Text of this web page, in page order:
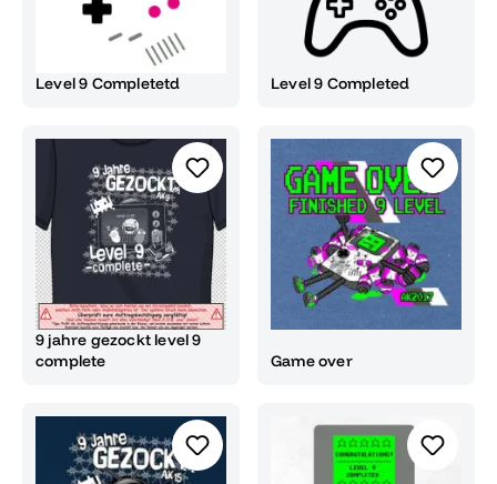
Level 9 Completetd Level 9 Completed
9 jahre gezockt level 9
complete
Game over